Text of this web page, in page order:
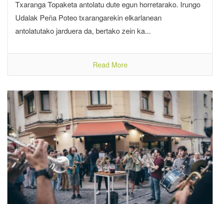
Txaranga Topaketa antolatu dute egun horretarako. Irungo
Udalak Peña Poteo txarangarekin elkarlanean
antolatutako jarduera da, bertako zein ka...
Read More